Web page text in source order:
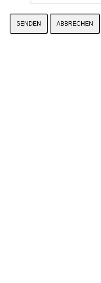
SENDEN ABBRECHEN